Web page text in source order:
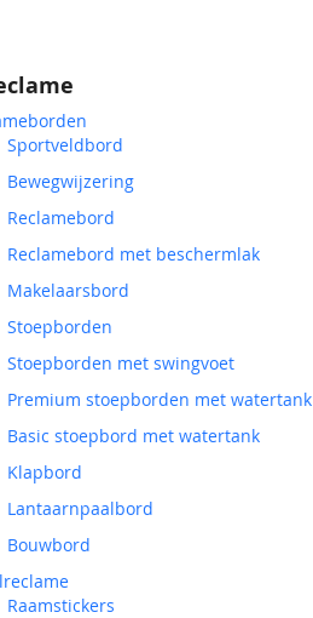
Sportveldbord
Bewegwijzering
Reclamebord
Reclamebord met beschermlak
Makelaarsbord
Stoepborden
Stoepborden met swingvoet
Premium stoepborden met watertank
Basic stoepbord met watertank
Klapbord
Lantaarnpaalbord
Bouwbord
Raamstickers